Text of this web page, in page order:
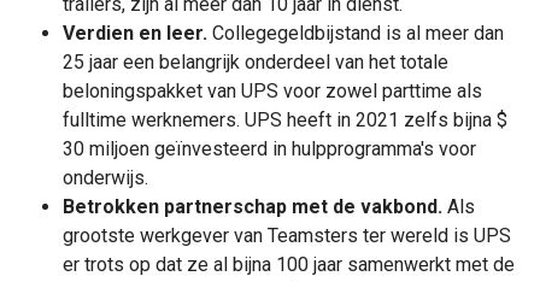
Verdien en leer. Collegegeldbijstand is al meer dan
25 jaar een belangrijk onderdeel van het totale
beloningspakket van UPS voor zowel parttime als
fulltime werknemers. UPS heeft in 2021 zelfs bijna $
30 miljoen geïnvesteerd in hulpprogramma's voor
onderwijs.
Betrokken partnerschap met de vakbond. Als
grootste werkgever van Teamsters ter wereld is UPS
er trots op dat ze al bijna 100 jaar samenwerkt met de